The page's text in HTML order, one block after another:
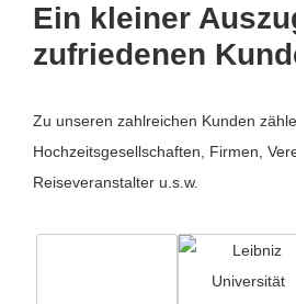
Ein kleiner
zufriedenen
Zu unseren zahlreichen Kunden
Hochzeitsgesellschaften, Firmen,
Reiseveranstalter u.s.w.